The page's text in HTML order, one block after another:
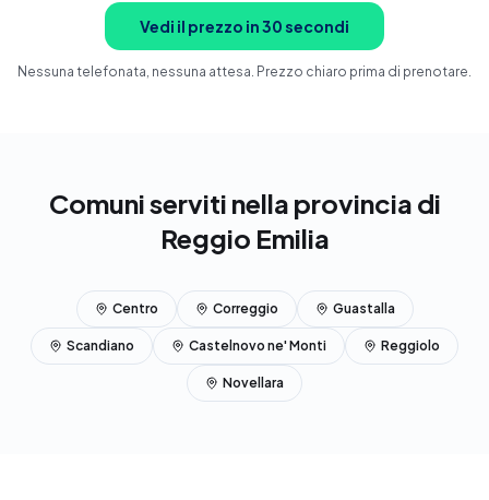
Vedi il prezzo in 30 secondi
Nessuna telefonata, nessuna attesa. Prezzo chiaro prima di prenotare.
Comuni serviti nella provincia di
Reggio Emilia
Centro Correggio Guastalla
Scandiano Castelnovo ne' Monti Reggiolo
Novellara